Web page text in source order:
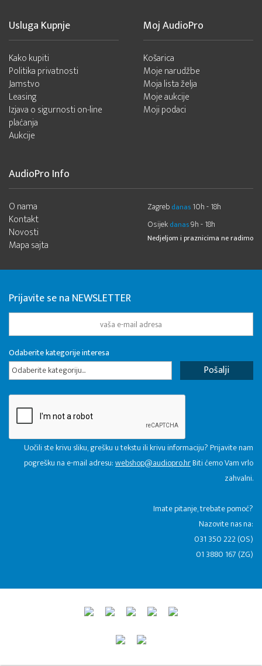
Usluga Kupnje
Kako kupiti
Politika privatnosti
Jamstvo
Leasing
Izjava o sigurnosti on-line
plaćanja
Aukcije
Moj AudioPro
Košarica
Moje narudžbe
Moja lista želja
Moje aukcije
Moji podaci
AudioPro Info
O nama
Kontakt
Novosti
Mapa sajta
Zagreb danas 10h - 18h
Osijek danas9h - 18h
Nedjeljom i praznicima ne radimo
Prijavite se na NEWSLETTER
Odaberite kategorije interesa
Odaberite kategoriju...
Uočili ste krivu sliku, grešku u tekstu ili krivu informaciju? Prijavite nam
pogrešku na e-mail adresu:webshop@audiopro.hrBiti ćemo Vam vrlo
zahvalni.
​Imate pitanje, trebate pomoć?
Nazovite nas na:
031 350 222 (OS)
01 3880 167 (ZG)